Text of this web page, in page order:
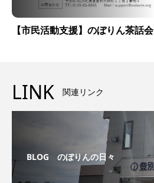
【市民活動支援】のぼりん茶話会
LINK 関連リンク
BLOG のぼりんの日々